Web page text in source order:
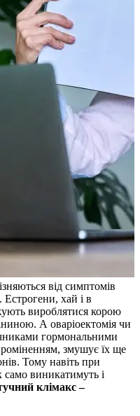
від симптомів
Естрогени, хай і в
вироблятися корою
А оваріоектомія чи
гормональними
змушує їх ще
Тому навіть при
само виникатимуть і
клімакс –